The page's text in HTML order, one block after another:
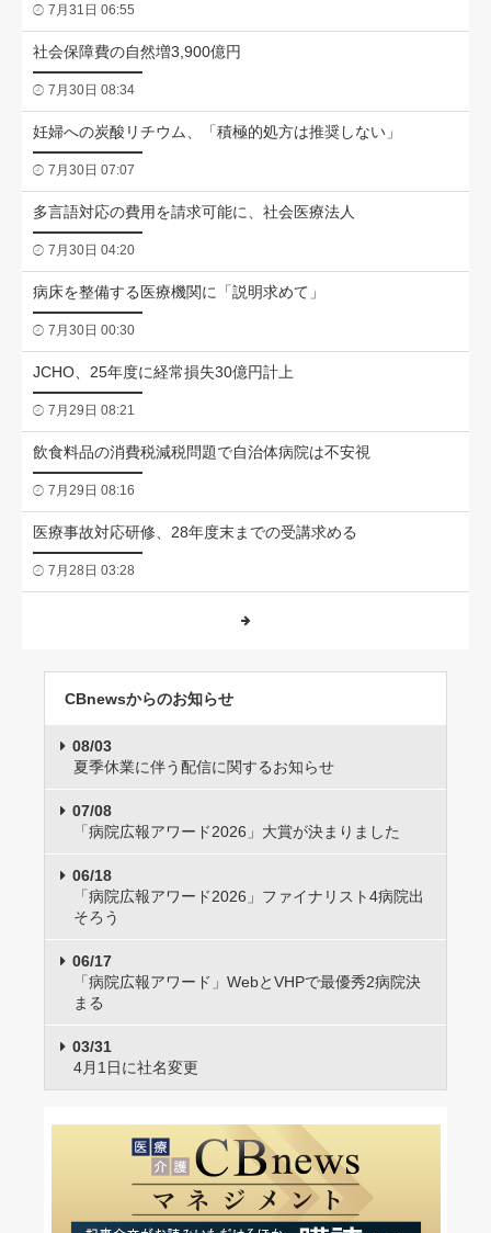
7月31日 06:55
社会保障費の自然増3,900億円
7月30日 08:34
妊婦への炭酸リチウム、「積極的処方は推奨しない」
7月30日 07:07
多言語対応の費用を請求可能に、社会医療法人
7月30日 04:20
病床を整備する医療機関に「説明求めて」
7月30日 00:30
JCHO、25年度に経常損失30億円計上
7月29日 08:21
飲食料品の消費税減税問題で自治体病院は不安視
7月29日 08:16
医療事故対応研修、28年度末までの受講求める
7月28日 03:28
CBnewsからのお知らせ
08/03
夏季休業に伴う配信に関するお知らせ
07/08
「病院広報アワード2026」大賞が決まりました
06/18
「病院広報アワード2026」ファイナリスト4病院出
そろう
06/17
「病院広報アワード」WebとVHPで最優秀2病院決
まる
03/31
4月1日に社名変更